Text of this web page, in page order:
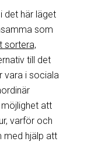
det här läget
som
sortera,
till det
vara i sociala
att
varför och
hjälp att